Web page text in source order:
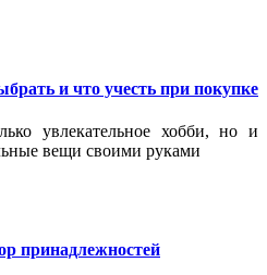
и что учесть при покупке
увлекательное хобби, но и
вещи своими руками
принадлежностей